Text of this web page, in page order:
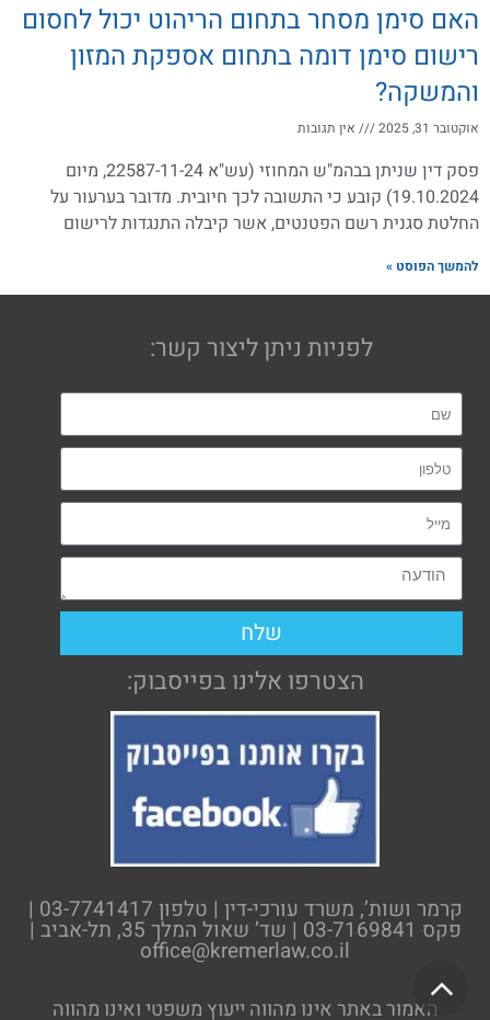
האם סימן מסחר בתחום הריהוט יכול לחסום
רישום סימן דומה בתחום אספקת המזון
והמשקה?
אוקטובר 31, 2025 אין תגובות
פסק דין שניתן בבהמ"ש המחוזי (עש"א 22587-11-24, מיום
19.10.2024) קובע כי התשובה לכך חיובית. מדובר בערעור על
החלטת סגנית רשם הפטנטים, אשר קיבלה התנגדות לרישום
להמשך הפוסט »
לפניות ניתן ליצור קשר:
שלח
הצטרפו אלינו בפייסבוק:
קרמר ושות’, משרד עורכי-דין | טלפון 03-7741417 |
פקס 03-7169841 | שד’ שאול המלך 35, תל-אביב |
office@kremerlaw.co.il
האמור באתר אינו מהווה ייעוץ משפטי ואינו מהווה